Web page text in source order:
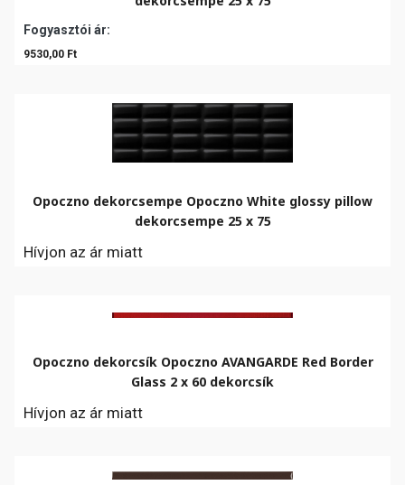
Fogyasztói ár:
9530,00 Ft
Opoczno dekorcsempe Opoczno White glossy pillow
dekorcsempe 25 x 75
Hívjon az ár miatt
Opoczno dekorcsík Opoczno AVANGARDE Red Border
Glass 2 x 60 dekorcsík
Hívjon az ár miatt